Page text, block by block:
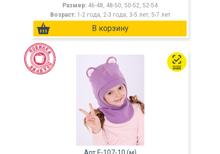
Размер: 46-48, 48-50, 50-52, 52-54
Возраст: 1-2 года, 2-3 года, 3-5 лет, 5-7 лет